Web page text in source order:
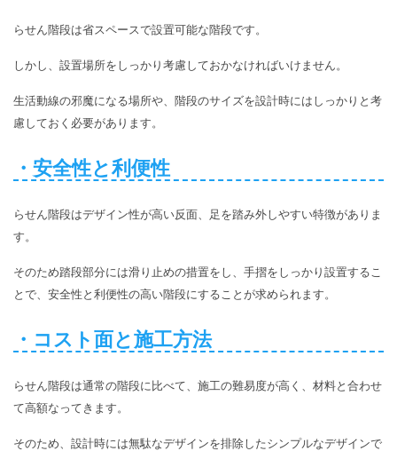
らせん階段は省スペースで設置可能な階段です。
しかし、設置場所をしっかり考慮しておかなければいけません。
生活動線の邪魔になる場所や、階段のサイズを設計時にはしっかりと考
慮しておく必要があります。
・安全性と利便性
らせん階段はデザイン性が高い反面、足を踏み外しやすい特徴がありま
す。
そのため踏段部分には滑り止めの措置をし、手摺をしっかり設置するこ
とで、安全性と利便性の高い階段にすることが求められます。
・コスト面と施工方法
らせん階段は通常の階段に比べて、施工の難易度が高く、材料と合わせ
て高額なってきます。
そのため、設計時には無駄なデザインを排除したシンプルなデザインで